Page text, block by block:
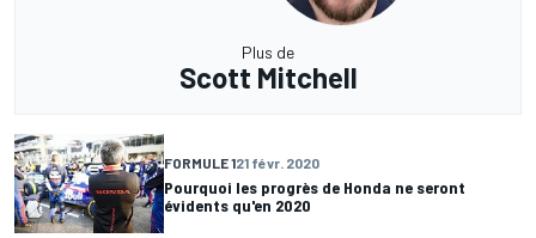
Plus de
Scott Mitchell
FORMULE 121 févr. 2020
Pourquoi les progrès de Honda ne seront
évidents qu'en 2020